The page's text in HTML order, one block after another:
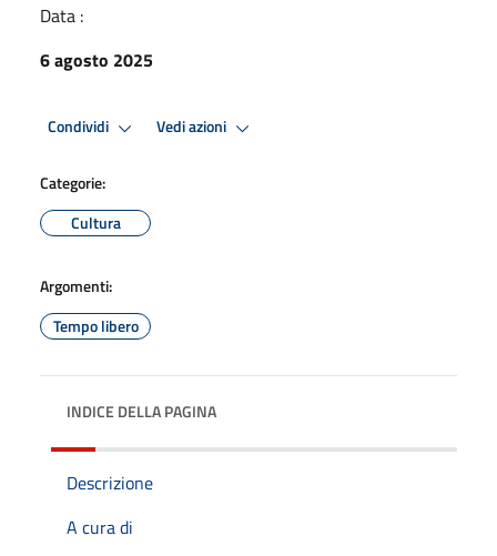
Data :
6 agosto 2025
Condividi Vedi azioni
Categorie:
Cultura
Argomenti:
Tempo libero
INDICE DELLA PAGINA
Descrizione
A cura di